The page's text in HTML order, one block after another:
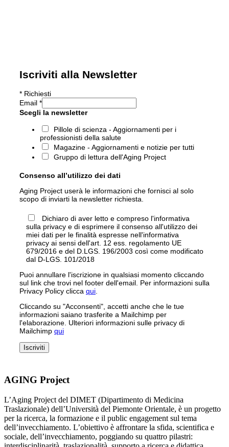
Iscriviti alla Newsletter
* Richiesti
Email *
Scegli la newsletter
Pillole di scienza - Aggiornamenti per i
professionisti della salute
Magazine - Aggiornamenti e notizie per tutti
Gruppo di lettura dell'Aging Project
Consenso all’utilizzo dei dati
Aging Project userà le informazioni che fornisci al solo
scopo di inviarti la newsletter richiesta.
Dichiaro di aver letto e compreso l'informativa
sulla privacy e di esprimere il consenso all'utilizzo dei
miei dati per le finalità espresse nell'informativa
privacy ai sensi dell'art. 12 ess. regolamento UE
679/2016 e del D.LGS. 196/2003 così come modificato
dal D-LGS. 101/2018
Puoi annullare l'iscrizione in qualsiasi momento cliccando
sul link che trovi nel footer dell'email. Per informazioni sulla
Privacy Policy clicca qui.
Cliccando su "Acconsenti", accetti anche che le tue
informazioni saiano trasferite a Mailchimp per
l'elaborazione. Ulteriori informazioni sulle privacy di
Mailchimp qui
AGING Project
L’Aging Project del DIMET (Dipartimento di Medicina
Traslazionale) dell’Università del Piemonte Orientale, è un progetto
per la ricerca, la formazione e il public engagement sul tema
dell’invecchiamento. L’obiettivo è affrontare la sfida, scientifica e
sociale, dell’invecchiamento, poggiando su quattro pilastri: